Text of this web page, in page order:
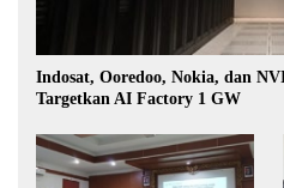
Indosat, Ooredoo, Nokia, dan
Targetkan AI Factory 1 GW